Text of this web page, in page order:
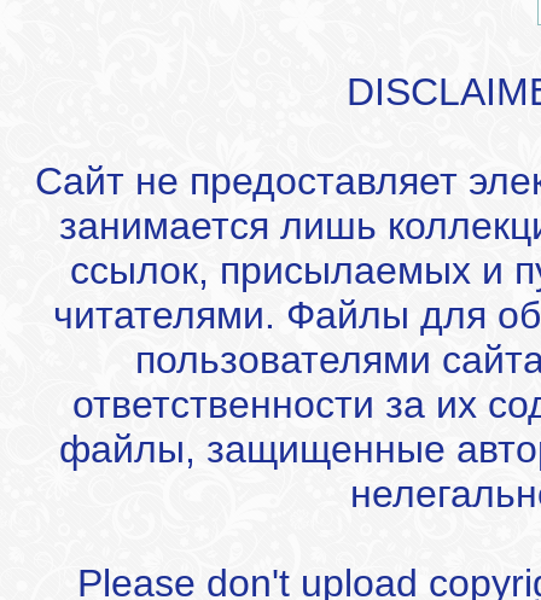
Сайт не предоставляет
занимается лишь
ссылок, присылаемых и
читателями. Файлы для
пользователями
ответственности за их
файлы, защищенные
Please don't upload